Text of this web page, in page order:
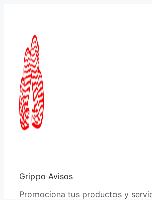
Grippo Avisos
Promociona tus productos y